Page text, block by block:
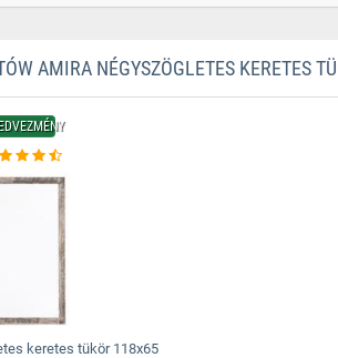
AMIRA NÉGYSZÖGLETES KERETES
keretes tükör 118x65